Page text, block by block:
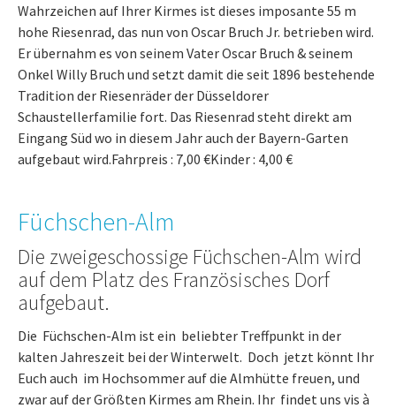
Wahrzeichen auf Ihrer Kirmes ist dieses imposante 55 m
hohe Riesenrad, das nun von Oscar Bruch Jr. betrieben wird.
Er übernahm es von seinem Vater Oscar Bruch & seinem
Onkel Willy Bruch und setzt damit die seit 1896 bestehende
Tradition der Riesenräder der Düsseldorer
Schaustellerfamilie fort. Das Riesenrad steht direkt am
Eingang Süd wo in diesem Jahr auch der Bayern-Garten
aufgebaut wird.Fahrpreis : 7,00 €Kinder : 4,00 €
Füchschen-Alm
Die zweigeschossige Füchschen-Alm wird
auf dem Platz des Französisches Dorf
aufgebaut.
Die Füchschen-Alm ist ein beliebter Treffpunkt in der
kalten Jahreszeit bei der Winterwelt. Doch jetzt könnt Ihr
Euch auch im Hochsommer auf die Almhütte freuen, und
zwar auf der Größten Kirmes am Rhein. Ihr findet uns vis à